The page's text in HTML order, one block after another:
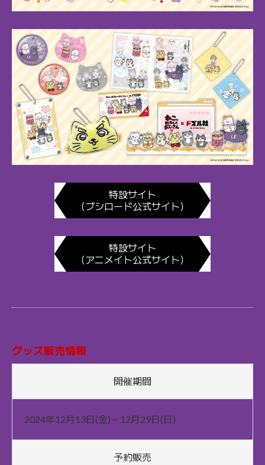
特設サイト
（ブシロード公式サイト）
特設サイト
（アニメイト公式サイト）
グッズ販売情報
開催期間
2024年12月13日(金)～12月29日(日)
予約販売